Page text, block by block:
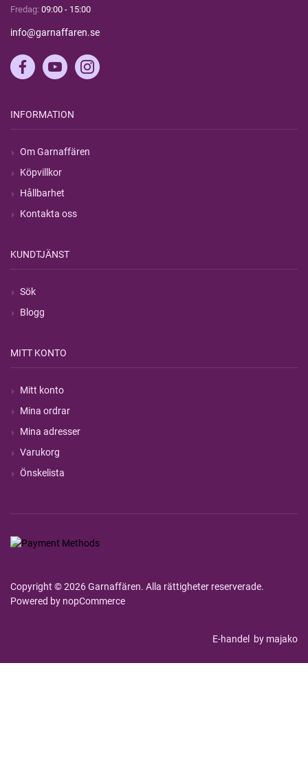
Fredag: 09:00 - 15:00
info@garnaffaren.se
INFORMATION
Om Garnaffären
Köpvillkor
Hållbarhet
Kontakta oss
KUNDTJÄNST
Sök
Blogg
MITT KONTO
Mitt konto
Mina ordrar
Mina adresser
Varukorg
Önskelista
Copyright © 2026 Garnaffären. Alla rättigheter reserverade.
Powered by nopCommerce
E-handel by majako